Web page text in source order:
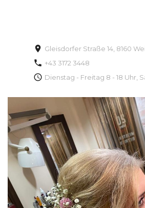
Gleisdorfer Straße 14, 8160
+43 3172 3448
Dienstag - Freitag 8 - 18 Uhr,